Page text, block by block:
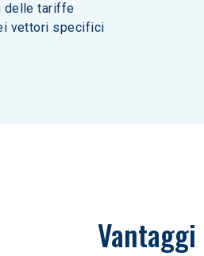
delle tariffe
vettori specifici
Vantaggi